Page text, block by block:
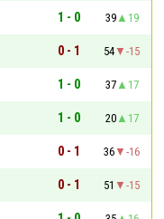
1 - 0 39
19
0 - 1 54
-15
1 - 0 37
17
1 - 0 20
17
0 - 1 36
-16
0 - 1 51
-15